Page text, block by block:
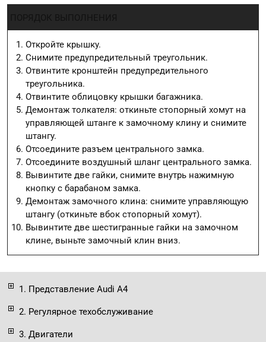
1. Представление Audi A4
2. Регулярное техобслуживание
3. Двигатели
Откройте крышку.
Снимите предупредительный треугольник.
Отвинтите кронштейн предупредительного
треугольника.
Отвинтите облицовку крышки багажника.
Демонтаж толкателя: откиньте стопорный хомут на
управляющей штанге к замочному клину и снимите
штангу.
Отсоедините разъем центрального замка.
Отсоедините воздушный шланг центрального замка.
Вывинтите две гайки, снимите внутрь нажимную
кнопку с барабаном замка.
Демонтаж замочного клина: снимите управляющую
штангу (откиньте вбок стопорный хомут).
Вывинтите две шестигранные гайки на замочном
клине, выньте замочный клин вниз.